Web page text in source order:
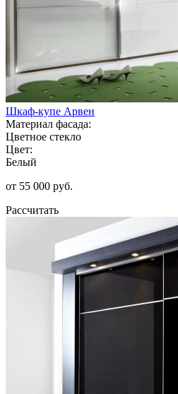
Шкаф-купе Арвен
Материал фасада:
Цветное стекло
Цвет:
Белый
от 55 000 руб.
Рассчитать